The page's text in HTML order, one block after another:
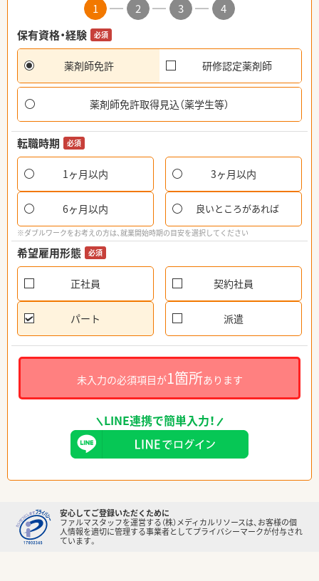
1 2 3
4
保有資格・経験
必須
薬剤師免許 研修認定薬剤師
薬剤師免許取得見込（薬学生等）
転職時期 必須
1ヶ月以内 3ヶ月以内
6ヶ月以内 良いところがあれば
※ダブルワークをお考えの方は、就業開始時期の目安を選択してください
希望雇用形態 必須
正社員 契約社員
パート 派遣
未入力の必須項目が1箇所あります
LINE連携で簡単入力！
安心してご登録いただくために
ファルマスタッフを運営する（株）メディカルリソースは、お客様の個
人情報を適切に管理する事業者としてプライバシーマークが付与され
ています。